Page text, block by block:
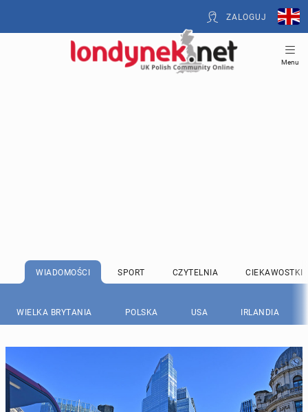
ZALOGUJ
Menu
WIADOMOŚCI SPORT CZYTELNIA CIEKAWOSTKI
WIELKA BRYTANIA POLSKA USA IRLANDIA